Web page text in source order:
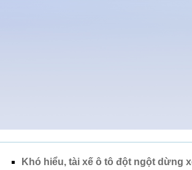
Khó hiểu, tài xế ô tô đột ngột dừng